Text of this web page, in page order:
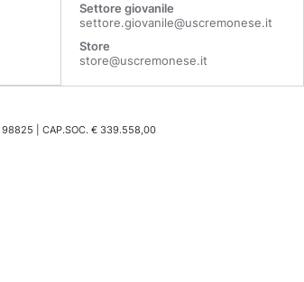
Settore giovanile
settore.giovanile@uscremonese.it
Store
store@uscremonese.it
98825 | CAP.SOC. € 339.558,00